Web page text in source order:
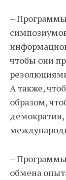
– Программы
чтобы они
А также,
образом,
–
обмена